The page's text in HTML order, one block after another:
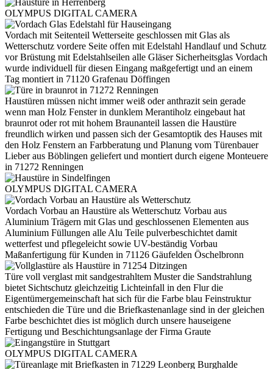
OLYMPUS DIGITAL CAMERA
Vordach mit Seitenteil Wetterseite geschlossen mit Glas als
Wetterschutz vordere Seite offen mit Edelstahl Handlauf und Schutz
vor Brüstung mit Edelstahlseilen alle Gläser Sicherheitsglas Vordach
wurde individuell für diesen Eingang maßgefertigt und an einem
Tag montiert in 71120 Grafenau Döffingen
Haustüren müssen nicht immer weiß oder anthrazit sein gerade
wenn man Holz Fenster in dunklem Merantiholz eingebaut hat
braunrot oder rot mit hohem Braunanteil lassen die Haustüre
freundlich wirken und passen sich der Gesamtoptik des Hauses mit
den Holz Fenstern an Farbberatung und Planung vom Türenbauer
Lieber aus Böblingen geliefert und montiert durch eigene Monteuere
in 71272 Renningen
OLYMPUS DIGITAL CAMERA
Vordach Vorbau an Haustüre als Wetterschutz Vorbau aus
Aluminium Trägern mit Glas und geschlossenen Elementen aus
Aluminium Füllungen alle Alu Teile pulverbeschichtet damit
wetterfest und pflegeleicht sowie UV-beständig Vorbau
Maßanfertigung für Kunden in 71126 Gäufelden Öschelbronn
Türe voll verglast mit sandgestrahltem Muster die Sandstrahlung
bietet Sichtschutz gleichzeitig Lichteinfall in den Flur die
Eigentümergemeinschaft hat sich für die Farbe blau Feinstruktur
entschieden die Türe und die Briefkastenanlage sind in der gleichen
Farbe beschichtet dies ist möglich durch unsere hauseigene
Fertigung und Beschichtungsanlage der Firma Graute
OLYMPUS DIGITAL CAMERA